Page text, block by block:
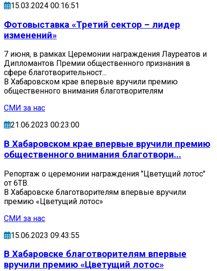
15.03.2024 00:16:51
Фотовыставка «Третий сектор – лидер
изменений»
7 июня, в рамках Церемонии награждения Лауреатов и
Дипломантов Премии общественного признания в
сфере благотворительност...
В Хабаровском крае впервые вручили премию
общественного внимания благотворителям
СМИ за нас
21.06.2023 00:23:00
В Хабаровском крае впервые вручили премию
общественного внимания благотвори...
Репортаж о церемонии награждения "Цветущий лотос"
от 6ТВ.
В Хабаровске благотворителям впервые вручили
премию «Цветущий лотос»
СМИ за нас
15.06.2023 09:43:55
В Хабаровске благотворителям впервые
вручили премию «Цветущий лотос»